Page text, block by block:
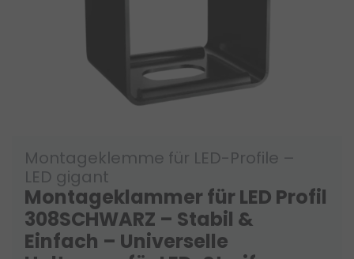
Montageklemme für LED-Profile –
LED gigant
Montageklammer für LED Profil
308SCHWARZ – Stabil &
Einfach – Universelle